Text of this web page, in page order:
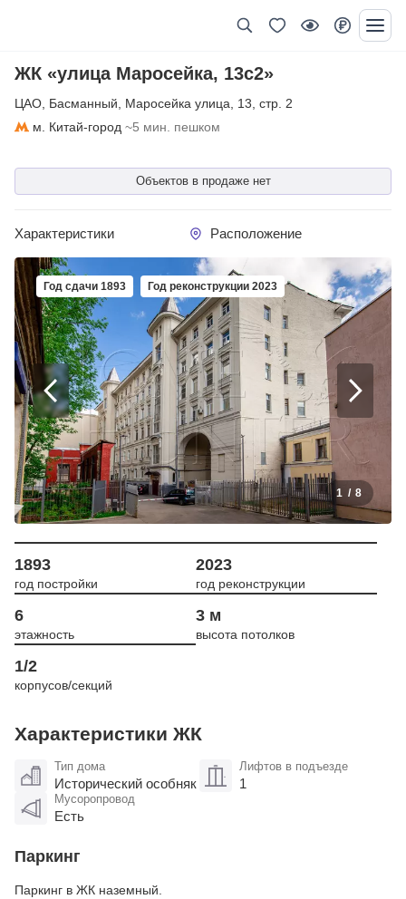
ЖК «улица Маросейка, 13с2»
ЦАО Басманный Маросейка улица 13 стр. 2
м. Китай-город ~5 мин. пешком
Объектов в продаже нет
Характеристики Расположение
Год сдачи 1893 Год реконструкции 2023
1 / 8
1893
год постройки
2023
год реконструкции
6
этажность
3 м
высота потолков
1/2
корпусов/секций
Характеристики ЖК
Тип дома
Исторический особняк
Лифтов в подъезде
1
Мусоропровод
Есть
Паркинг
Паркинг в ЖК наземный.